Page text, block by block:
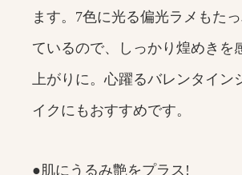
ます。7色に光る偏光ラメもた
ているので、しっかり煌めきを
上がりに。心躍るバレンタイン
イクにもおすすめです。
●肌にうるみ艶をプラス!